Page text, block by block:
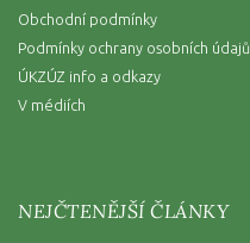
Obchodní podmínky
Podmínky ochrany osobních údajů
ÚKZÚZ info a odkazy
V médiích
NEJČTENĚJŠÍ ČLÁNKY